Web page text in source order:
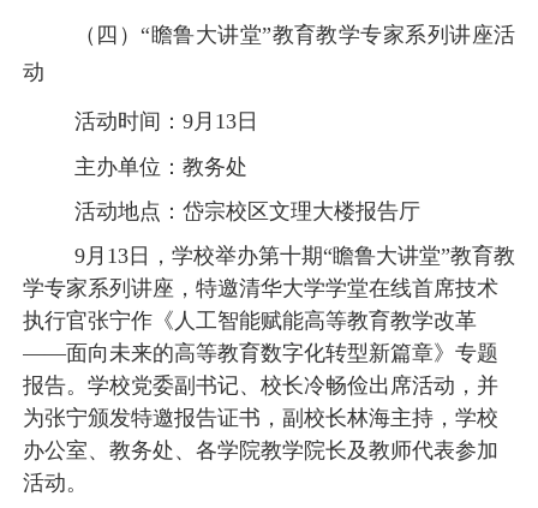
（四） “瞻鲁大讲堂”教育教学专家系列讲座活
动
活动时间： 9月13日
主办单位：教务处
活动地点：岱宗校区文理大楼报告厅
9月13日，学校举办第十期“瞻鲁大讲堂”教育教
学专家系列讲座，特邀清华大学学堂在线首席技术
执行官张宁作《人工智能赋能高等教育教学改革
——面向未来的高等教育数字化转型新篇章》专题
报告。学校党委副书记、校长冷畅俭出席活动，并
为张宁颁发特邀报告证书，副校长林海主持，学校
办公室、教务处、各学院教学院长及教师代表参加
活动。